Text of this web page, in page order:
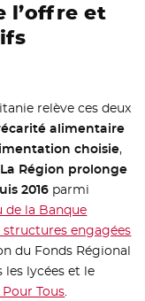
l’offre et
relève ces deux
alimentaire
choisie,
La Région prolonge
2016 parmi
de la Banque
engagées
du Fonds Régional
les lycées et le
Tous.